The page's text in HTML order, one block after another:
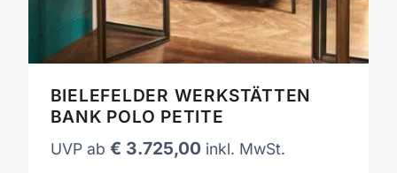
BIELEFELDER WERKSTÄTTEN
BANK POLO PETITE
UVP ab € 3.725,00 inkl. MwSt.